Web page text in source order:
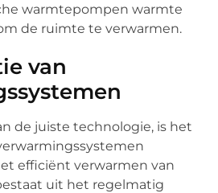
warmtepompen warmte
de ruimte te verwarmen.
van
de juiste technologie, is het
efficiënt verwarmen van
uit het regelmatig